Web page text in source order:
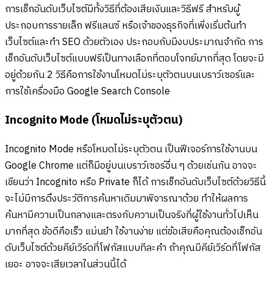
การเช็กอันดับเว็บไซต์มีทั้งวิธีที่ต้องเสียเงินและวิธีฟรี สำหรับผู้
ประกอบการรายเล็ก ฟรีแลนซ์ หรือเจ้าของธุรกิจที่เพิ่งเริ่มต้นทำ
เว็บไซต์และทำ SEO ด้วยตัวเอง ประกอบกับมีงบประมาณจำกัด การ
เช็กอันดับเว็บไซต์แบบฟรีเป็นทางเลือกที่ตอบโจทย์มากที่สุด โดยจะมี
อยู่ด้วยกัน 2 วิธีคือการใช้งานโหมดไม่ระบุตัวตนบนเบราว์เซอร์และ
การใช้เครื่องมือ Google Search Console
Incognito Mode (โหมดไม่ระบุตัวตน)
Incognito Mode หรือโหมดไม่ระบุตัวตน เป็นฟีเจอร์การใช้งานบน
Google Chrome แต่ก็มีอยู่บนเบราว์เซอร์อื่น ๆ ด้วยเช่นกัน อาจจะ
เขียนว่า Incognito หรือ Private ก็ได้ การเช็กอันดับเว็บไซต์ด้วยวิธีนี้
จะไม่มีการดึงประวัติการค้นหาเดิมมาพิจารณาด้วย ทำให้ผลการ
ค้นหามีความเป็นกลางและตรงกับความเป็นจริงที่ผู้ใช้งานทั่วไปเห็น
มากที่สุด ข้อดีคือเร็ว แม่นยำ ใช้งานง่าย แต่ข้อเสียคือคุณต้องเช็กอัน
ดับเว็บไซต์ด้วยคีย์เวิร์ดที่โฟกัสแบบทีละคำ ถ้าคุณมีคีย์เวิร์ดที่โฟกัส
เยอะ อาจจะเสียเวลาในส่วนนี้ได้